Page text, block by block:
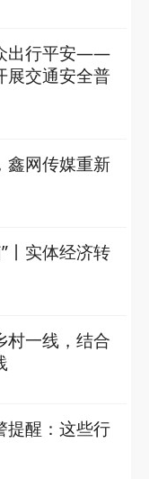
出行平安——
展交通安全普
鑫网传媒重新
丨实体经济转
村一线，结合
提醒：这些行